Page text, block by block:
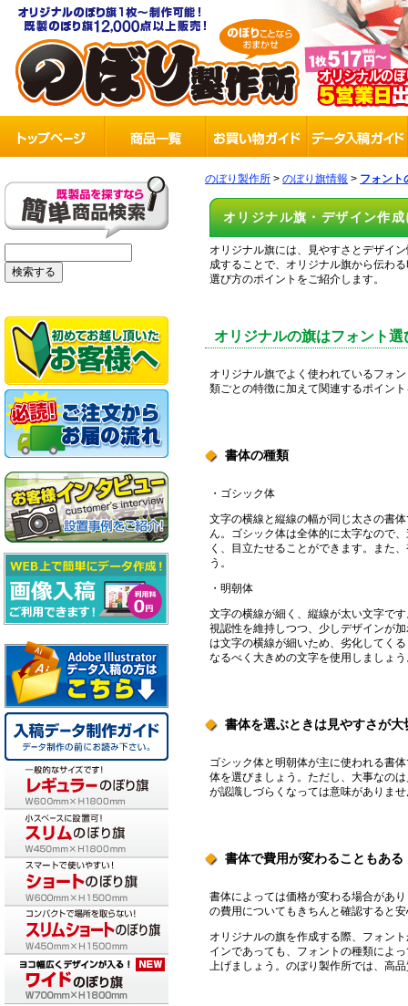
のぼり製作所 > のぼり旗情報 > フォント
オリジナル旗・デザイン作
オリジナル旗には、見やすさとデザイ
成することで、オリジナル旗から伝わ
選び方のポイントをご紹介します。
オリジナルの旗はフォント
オリジナル旗でよく使われているフォ
類ごとの特徴に加えて関連するポイン
◆ 書体の種類
・ゴシック体
文字の横線と縦線の幅が同じ太さの書
ん。ゴシック体は全体的に太字なので
く、目立たせることができます。また
う。
・明朝体
文字の横線が細く、縦線が太い文字で
視認性を維持しつつ、少しデザインが
は文字の横線が細いため、劣化してく
なるべく大きめの文字を使用しましょ
◆ 書体を選ぶときは見やすさが大
ゴシック体と明朝体が主に使われる書
体を選びましょう。ただし、大事なの
が認識しづらくなっては意味がありま
◆ 書体で費用が変わることもある
書体によっては価格が変わる場合があ
の費用についてもきちんと確認すると
オリジナルの旗を作成する際、フォン
インであっても、フォントの種類によ
上げましょう。のぼり製作所では、高